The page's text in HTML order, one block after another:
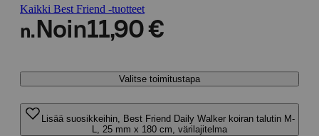
Kaikki Best Friend -tuotteet
n. Noin11,90 €
Valitse toimitustapa
Lisää suosikkeihin, Best Friend Daily Walker koiran talutin M-
L, 25 mm x 180 cm, värilajitelma